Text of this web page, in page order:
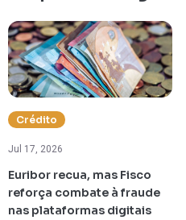
Crédito
Jul 17, 2026
Euribor recua, mas Fisco
reforça combate à fraude
nas plataformas digitais